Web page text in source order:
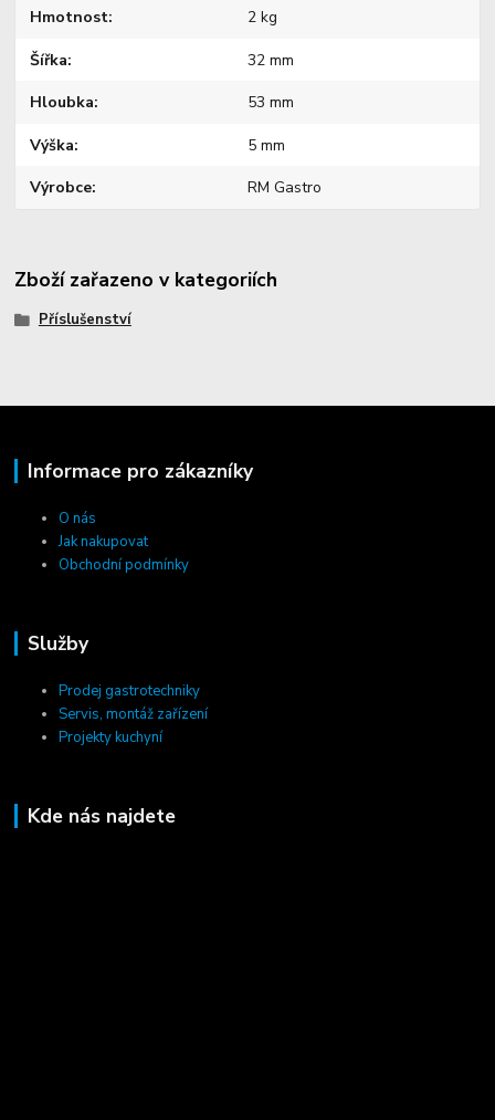
Hmotnost 2 kg
Šířka 32 mm
Hloubka 53 mm
Výška 5 mm
Výrobce RM Gastro
Zboží zařazeno v kategoriích
Příslušenství
Informace pro zákazníky
O nás
Jak nakupovat
Obchodní podmínky
Služby
Prodej gastrotechniky
Servis, montáž zařízení
Projekty kuchyní
Kde nás najdete